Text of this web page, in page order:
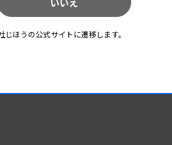
ほうの公式サイトに遷移します。